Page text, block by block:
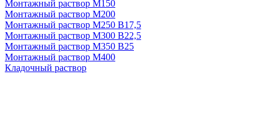
Монтажный раствор М150
Монтажный раствор М200
Монтажный раствор М250 В17,5
Монтажный раствор М300 В22,5
Монтажный раствор М350 В25
Монтажный раствор М400
Кладочный раствор